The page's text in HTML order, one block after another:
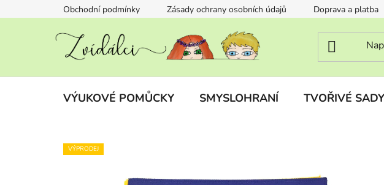
na
Obchodní podmínky Zásady ochrany osobních údajů Doprava a platba
VÝUKOVÉ POMŮCKY SMYSLOHRANÍ TVOŘIVÉ SADY
VÝPRODEJ